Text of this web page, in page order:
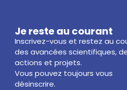
Je reste au courant
Inscrivez-vous et restez au
des avancées scientifiques,
actions et projets.
Vous pouvez toujours vous
désinscrire.